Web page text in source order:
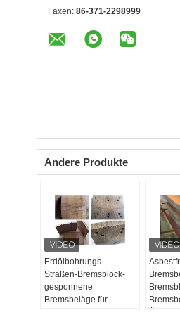
Faxen: 86-371-2298999
Andere Produkte
Erdölbohrungs-
Straßen-Bremsblock-
gesponnene
Bremsbeläge für